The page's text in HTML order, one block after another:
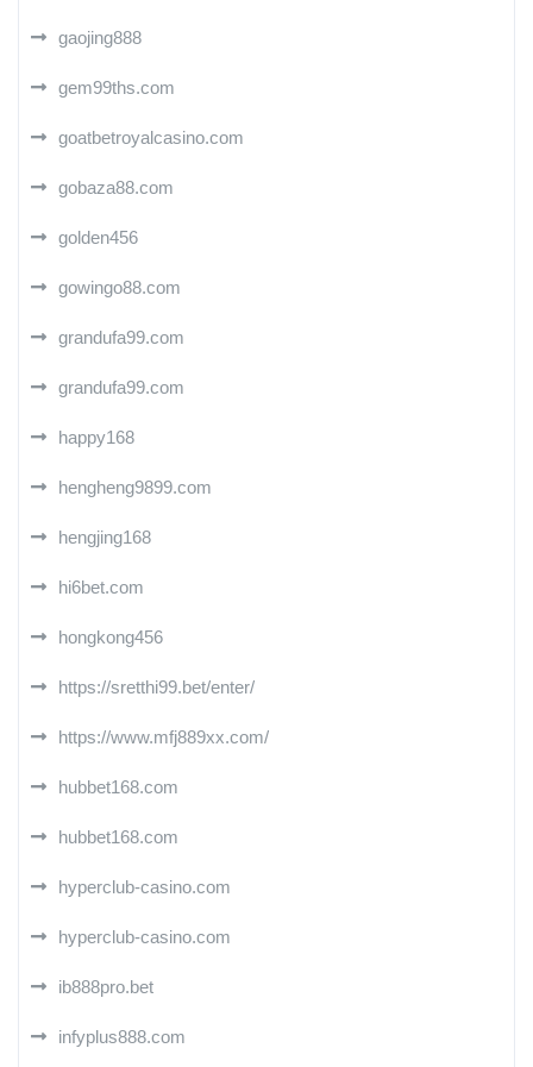
gaojing888
gem99ths.com
goatbetroyalcasino.com
gobaza88.com
golden456
gowingo88.com
grandufa99.com
grandufa99.com
happy168
hengheng9899.com
hengjing168
hi6bet.com
hongkong456
https://sretthi99.bet/enter/
https://www.mfj889xx.com/
hubbet168.com
hubbet168.com
hyperclub-casino.com
hyperclub-casino.com
ib888pro.bet
infyplus888.com